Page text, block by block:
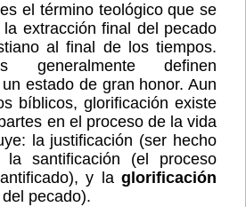
el término teológico que se
extracción final del pecado
al final de los tiempos.
generalmente definen
estado de gran honor. Aun
bíblicos, glorificación existe
en el proceso de la vida
la justificación (ser hecho
santificación (el proceso
y la glorificación
pecado).